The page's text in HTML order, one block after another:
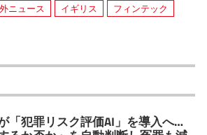
ニュース イギリス
フィンテック
「犯罪リスク評価AI」を導入へ…